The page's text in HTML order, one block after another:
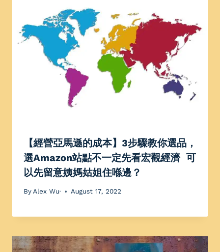
【經營亞馬遜的成本】3步驟教你選品，
選Amazon站點不一定先看宏觀經濟 可
以先留意姨媽姑姐住喺邊？
By Alex Wu· August 17, 2022